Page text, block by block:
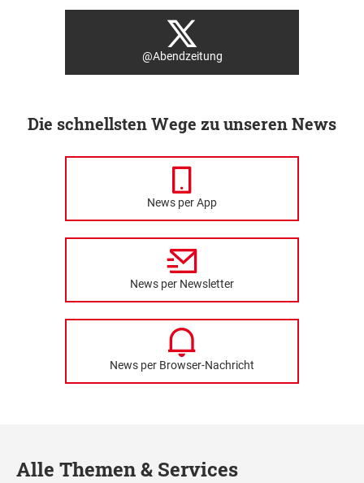
@Abendzeitung
Die schnellsten Wege zu unseren News
News per App
News per Newsletter
News per Browser-Nachricht
Alle Themen & Services